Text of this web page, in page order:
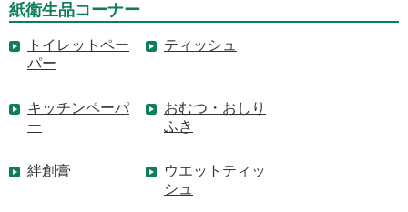
紙衛生品コーナー
トイレットペー
パー
ティッシュ
キッチンペーパ
ー
おむつ・おしり
ふき
絆創膏
ウエットティッ
シュ